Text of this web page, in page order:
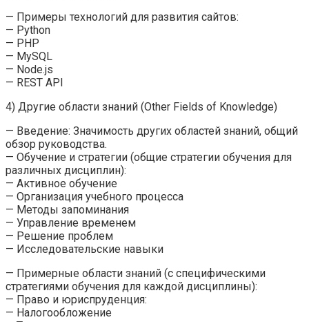
— Примеры технологий для развития сайтов:
— Python
— PHP
— MySQL
— Node.js
— REST API
4) Другие области знаний (Other Fields of Knowledge)
— Введение: Значимость других областей знаний, общий
обзор руководства.
— Обучение и стратегии (общие стратегии обучения для
различных дисциплин):
— Активное обучение
— Организация учебного процесса
— Методы запоминания
— Управление временем
— Решение проблем
— Исследовательские навыки
— Примерные области знаний (с специфическими
стратегиями обучения для каждой дисциплины):
— Право и юриспруденция:
— Налогообложение